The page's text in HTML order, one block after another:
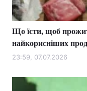
Що їсти, щоб
найкорисніших
23:59, 07.07.2026